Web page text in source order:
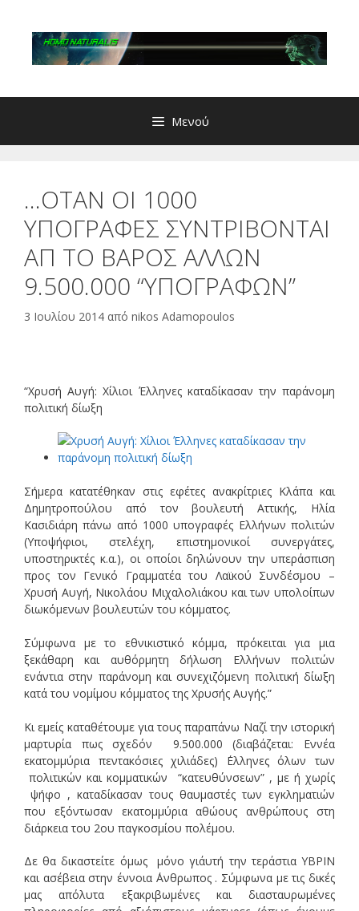
περιεχόμενο
Μενού
…ΟΤΑΝ ΟΙ 1000
ΥΠΟΓΡΑΦΕΣ ΣΥΝΤΡΙΒΟΝΤΑΙ
ΑΠ ΤΟ ΒΑΡΟΣ ΑΛΛΩΝ
9.500.000 “ΥΠΟΓΡΑΦΩΝ”
3 Ιουλίου 2014 από nikos Adamopoulos
“Χρυσή Αυγή: Χίλιοι Έλληνες καταδίκασαν την παράνομη
πολιτική δίωξη
Σήμερα κατατέθηκαν στις εφέτες ανακρίτριες Κλάπα και
Δημητροπούλου από τον βουλευτή Αττικής, Ηλία
Κασιδιάρη πάνω από 1000 υπογραφές Ελλήνων πολιτών
(Υποψήφιοι, στελέχη, επιστημονικοί συνεργάτες,
υποστηρικτές κ.α.), οι οποίοι δηλώνουν την υπεράσπιση
προς τον Γενικό Γραμματέα του Λαϊκού Συνδέσμου –
Χρυσή Αυγή, Νικολάου Μιχαλολιάκου και των υπολοίπων
διωκόμενων βουλευτών του κόμματος.
Σύμφωνα με το εθνικιστικό κόμμα, πρόκειται για μια
ξεκάθαρη και αυθόρμητη δήλωση Ελλήνων πολιτών
ενάντια στην παράνομη και συνεχιζόμενη πολιτική δίωξη
κατά του νομίμου κόμματος της Χρυσής Αυγής.”
Κι εμείς καταθέτουμε για τους παραπάνω Ναζί την ιστορική
μαρτυρία πως σχεδόν 9.500.000 (διαβάζεται: Εννέα
εκατομμύρια πεντακόσιες χιλιάδες) ΄Ελληνες όλων των
πολιτικών και κομματικών “κατευθύνσεων” , με ή χωρίς
ψήφο , καταδίκασαν τους θαυμαστές των εγκληματιών
που εξόντωσαν εκατομμύρια αθώους ανθρώπους στη
διάρκεια του 2ου παγκοσμίου πολέμου.
Δε θα δικαστείτε όμως μόνο γι΄αυτή την τεράστια ΥΒΡΙΝ
και ασέβεια στην έννοια ΄Ανθρωπος . Σύμφωνα με τις δικές
μας απόλυτα εξακριβωμένες και διασταυρωμένες